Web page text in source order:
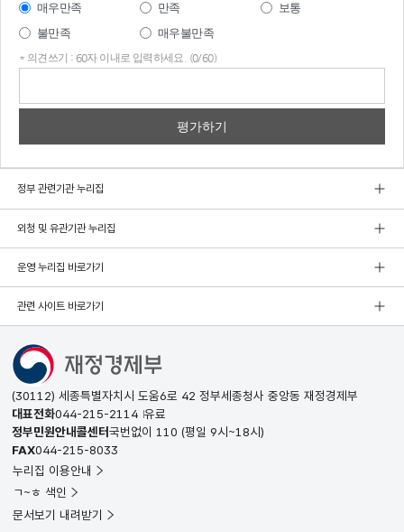
매우만족 만족
보통
불만족
매우불만족
* 의견쓰기 : 60자 이내로 입력하세요. (0/60)
정부 관련기관 누리집
외청 및 유관기관 누리집
운영 누리집 바로가기
관련 사이트 바로가기
(30112) 세종특별자치시 도움6로 42 정부세종청사 중앙동 재정경제부
대표전화044-215-2114 유료
정부민원안내콜센터국번없이 110 (평일 9시~18시)
FAX044-215-8033
누리집 이용안내
ㄱ~ㅎ 색인
문서보기 내려받기